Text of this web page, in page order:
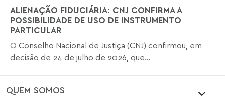
ALIENAÇÃO FIDUCIÁRIA: CNJ CONFIRMA A
POSSIBILIDADE DE USO DE INSTRUMENTO
PARTICULAR
O Conselho Nacional de Justiça (CNJ) confirmou, em
decisão de 24 de julho de 2026, que...
QUEM SOMOS